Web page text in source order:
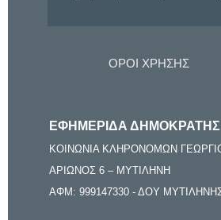
ΟΡΟΙ ΧΡΗΣΗΣ
ΕΦΗΜΕΡΙΔΑ ΔΗΜΟΚΡΑΤΗΣ
ΚΟΙΝΩΝΙΑ ΚΛΗΡΟΝΟΜΩΝ
ΑΡΙΩΝΟΣ 6 – ΜΥΤΙΛΗΝΗ
ΑΦΜ: 999147330 - ΔΟΥ